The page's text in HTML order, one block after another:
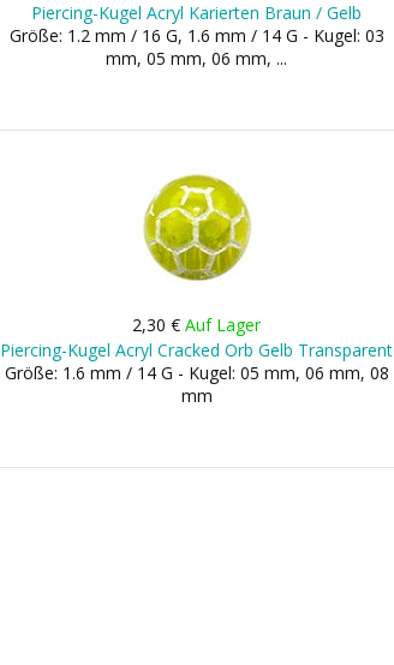
Piercing-Kugel Acryl Karierten Braun / Gelb
Größe: 1.2 mm / 16 G, 1.6 mm / 14 G - Kugel: 03
mm, 05 mm, 06 mm, ...
2,30 €Auf Lager
Piercing-Kugel Acryl Cracked Orb Gelb Transparent
Größe: 1.6 mm / 14 G - Kugel: 05 mm, 06 mm, 08
mm